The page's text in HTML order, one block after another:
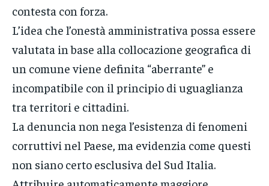
contesta con forza.
L’idea che l’onestà amministrativa possa essere
valutata in base alla collocazione geografica di
un comune viene definita “aberrante” e
incompatibile con il principio di uguaglianza
tra territori e cittadini.
La denuncia non nega l’esistenza di fenomeni
corruttivi nel Paese, ma evidenzia come questi
non siano certo esclusiva del Sud Italia.